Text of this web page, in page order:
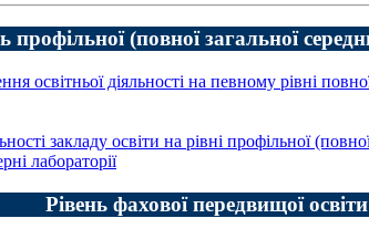
профільної (повної загальної
освітньої діяльності на певному рівні
закладу освіти на рівні профільної
лабораторії
Рівень фахової передвищої освіти